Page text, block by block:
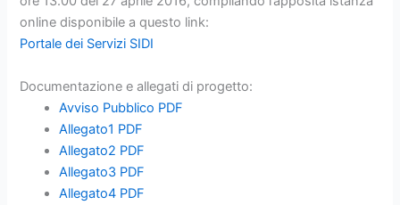
online disponibile a questo link:
Portale dei Servizi SIDI
Documentazione e allegati di progetto:
Avviso Pubblico PDF
Allegato1 PDF
Allegato2 PDF
Allegato3 PDF
Allegato4 PDF